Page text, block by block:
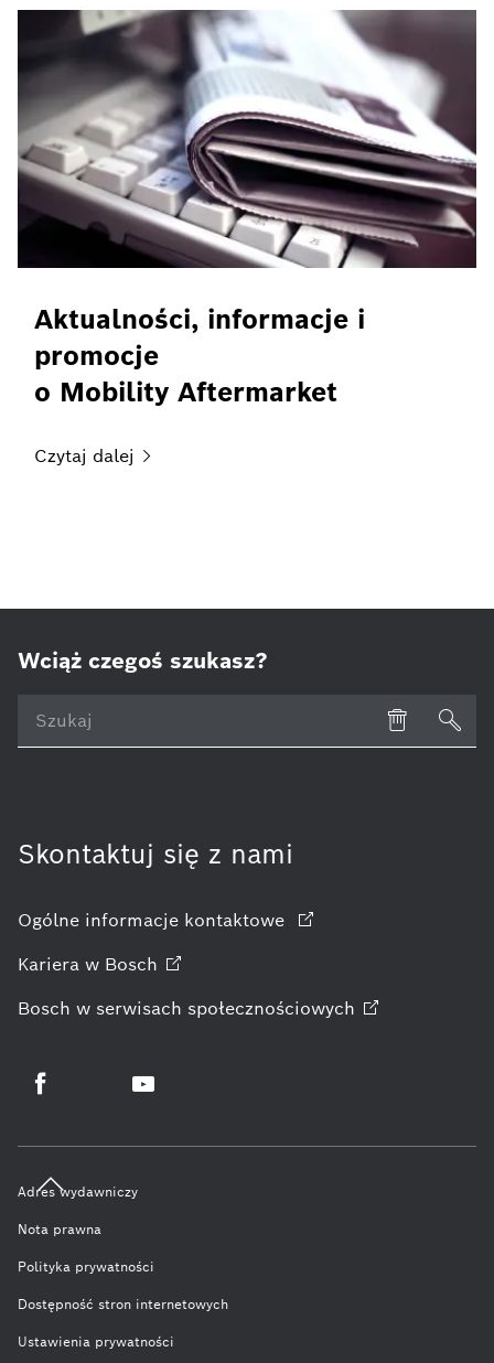
Aktualności, informacje i
promocje
o Mobility Aftermarket
Czytaj dalej
Wciąż czegoś szukasz?
Skontaktuj się z nami
Ogólne informacje kontaktowe
Kariera w Bosch
Bosch w serwisach społecznościowych
Adres wydawniczy
Nota prawna
Polityka prywatności
Dostępność stron internetowych
Ustawienia prywatności